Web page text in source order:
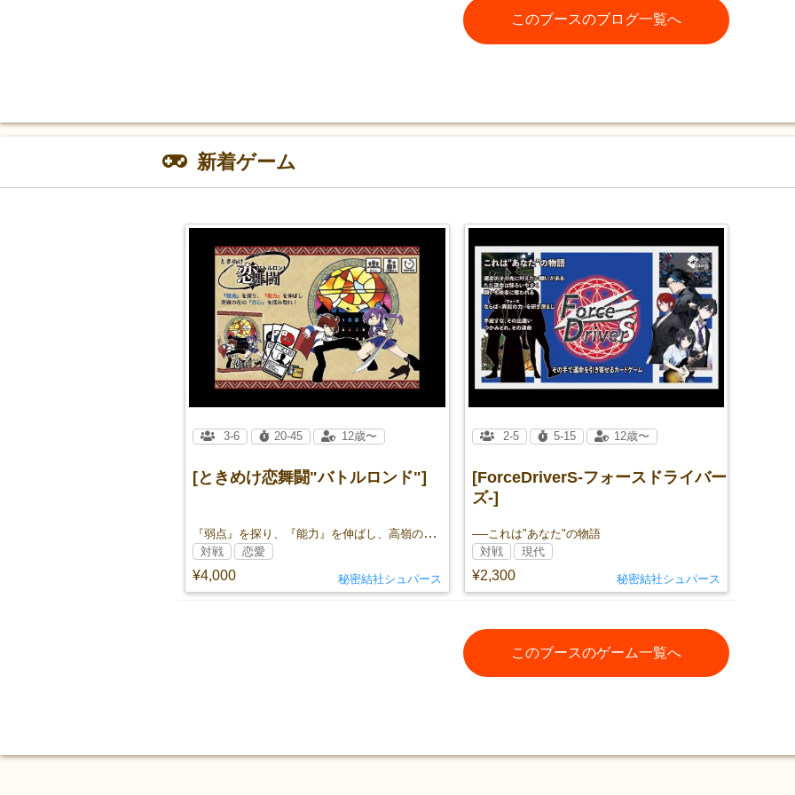
このブースのブログ一覧へ
新着ゲーム
[ときめけ恋舞闘"バトルロンド"]
『弱点』を探り、『能力』を伸ばし、高嶺の花の『恋心』を掴み取れ！
¥4,000
3-6 20-45 12歳〜
対戦 恋愛
秘密結社シュパース
[ForceDriverS-フォースドライバー
ズ-]
──これは"あなた"の物語
¥2,300
2-5 5-15 12歳〜
対戦 現代
秘密結社シュパース
このブースのゲーム一覧へ